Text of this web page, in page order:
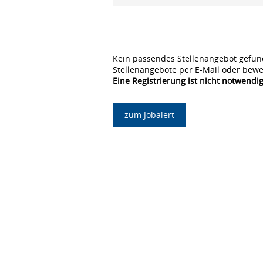
Kein passendes Stellenangebot
Stellenangebote per E-Mail oder
Eine Registrierung ist nicht
zum Jobalert